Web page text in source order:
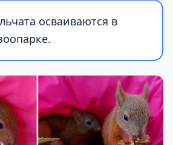
осваиваются в